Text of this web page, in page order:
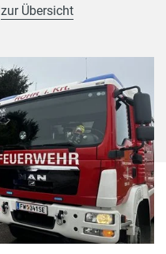
zur Übersicht